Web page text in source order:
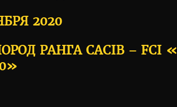
2020
РАНГА CACIB – FCI «